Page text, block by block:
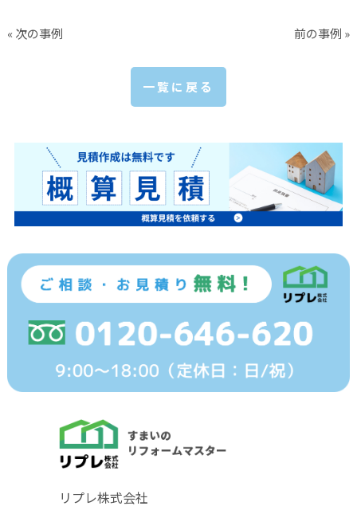
« 次の事例 前の事例 »
一覧に戻る
リプレ株式会社